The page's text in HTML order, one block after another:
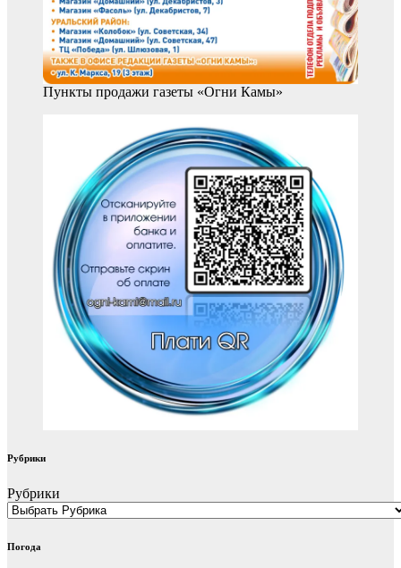
Пункты продажи газеты «Огни Камы»
Рубрики
Рубрики
Погода